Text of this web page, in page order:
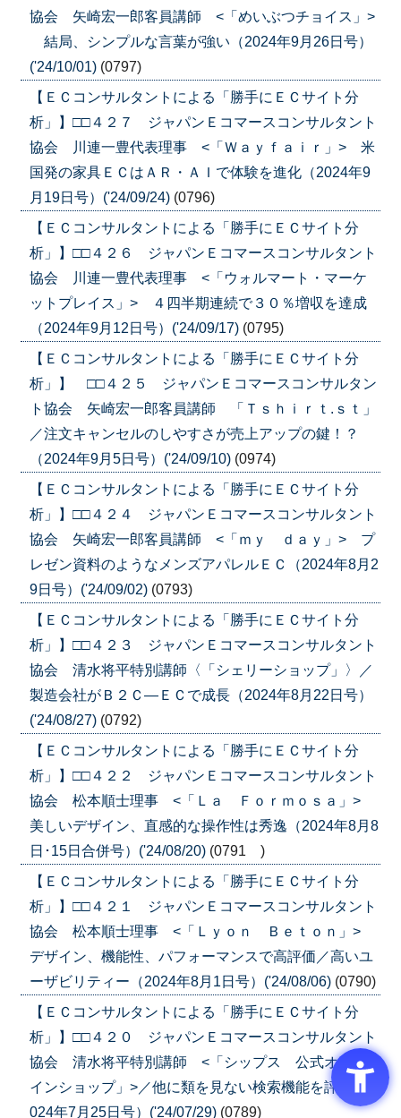
協会 矢崎宏一郎客員講師 <「めいぶつチョイス」>
結局、シンプルな言葉が強い（2024年9月26日号）
('24/10/01) (0797)
【ＥＣコンサルタントによる「勝手にＥＣサイト分
析」】□□４２７ ジャパンＥコマースコンサルタント
協会 川連一豊代表理事 <「Ｗａｙｆａｉｒ」> 米
国発の家具ＥＣはＡＲ・ＡＩで体験を進化（2024年9
月19日号）('24/09/24) (0796)
【ＥＣコンサルタントによる「勝手にＥＣサイト分
析」】□□４２６ ジャパンＥコマースコンサルタント
協会 川連一豊代表理事 <「ウォルマート・マーケ
ットプレイス」> ４四半期連続で３０％増収を達成
（2024年9月12日号）('24/09/17) (0795)
【ＥＣコンサルタントによる「勝手にＥＣサイト分
析」】 □□４２５ ジャパンＥコマースコンサルタン
ト協会 矢崎宏一郎客員講師 「Ｔｓｈｉｒｔ.ｓｔ」
／注文キャンセルのしやすさが売上アップの鍵！？
（2024年9月5日号）('24/09/10) (0974)
【ＥＣコンサルタントによる「勝手にＥＣサイト分
析」】□□４２４ ジャパンＥコマースコンサルタント
協会 矢崎宏一郎客員講師 <「ｍｙ ｄａｙ」> プ
レゼン資料のようなメンズアパレルＥＣ（2024年8月2
9日号）('24/09/02) (0793)
【ＥＣコンサルタントによる「勝手にＥＣサイト分
析」】□□４２３ ジャパンＥコマースコンサルタント
協会 清水将平特別講師〈「シェリーショップ」〉／
製造会社がＢ２Ｃ―ＥＣで成長（2024年8月22日号）
('24/08/27) (0792)
【ＥＣコンサルタントによる「勝手にＥＣサイト分
析」】□□４２２ ジャパンＥコマースコンサルタント
協会 松本順士理事 <「Ｌａ Ｆｏｒｍｏｓａ」>
美しいデザイン、直感的な操作性は秀逸（2024年8月8
日･15日合併号）('24/08/20) (0791 )
【ＥＣコンサルタントによる「勝手にＥＣサイト分
析」】□□４２１ ジャパンＥコマースコンサルタント
協会 松本順士理事 <「Ｌｙｏｎ Ｂｅｔｏｎ」>
デザイン、機能性、パフォーマンスで高評価／高いユ
ーザビリティー（2024年8月1日号）('24/08/06) (0790)
【ＥＣコンサルタントによる「勝手にＥＣサイト分
析」】□□４２０ ジャパンＥコマースコンサルタント
協会 清水将平特別講師 <「シップス 公式オンラ
インショップ」>／他に類を見ない検索機能を評価（2
024年7月25日号）('24/07/29) (0789)